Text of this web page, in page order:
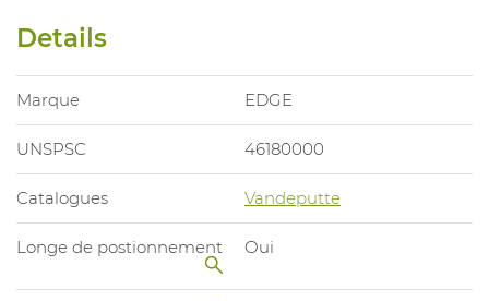
Details
Marque EDGE
UNSPSC 46180000
Catalogues Vandeputte
Longe de postionnement Oui